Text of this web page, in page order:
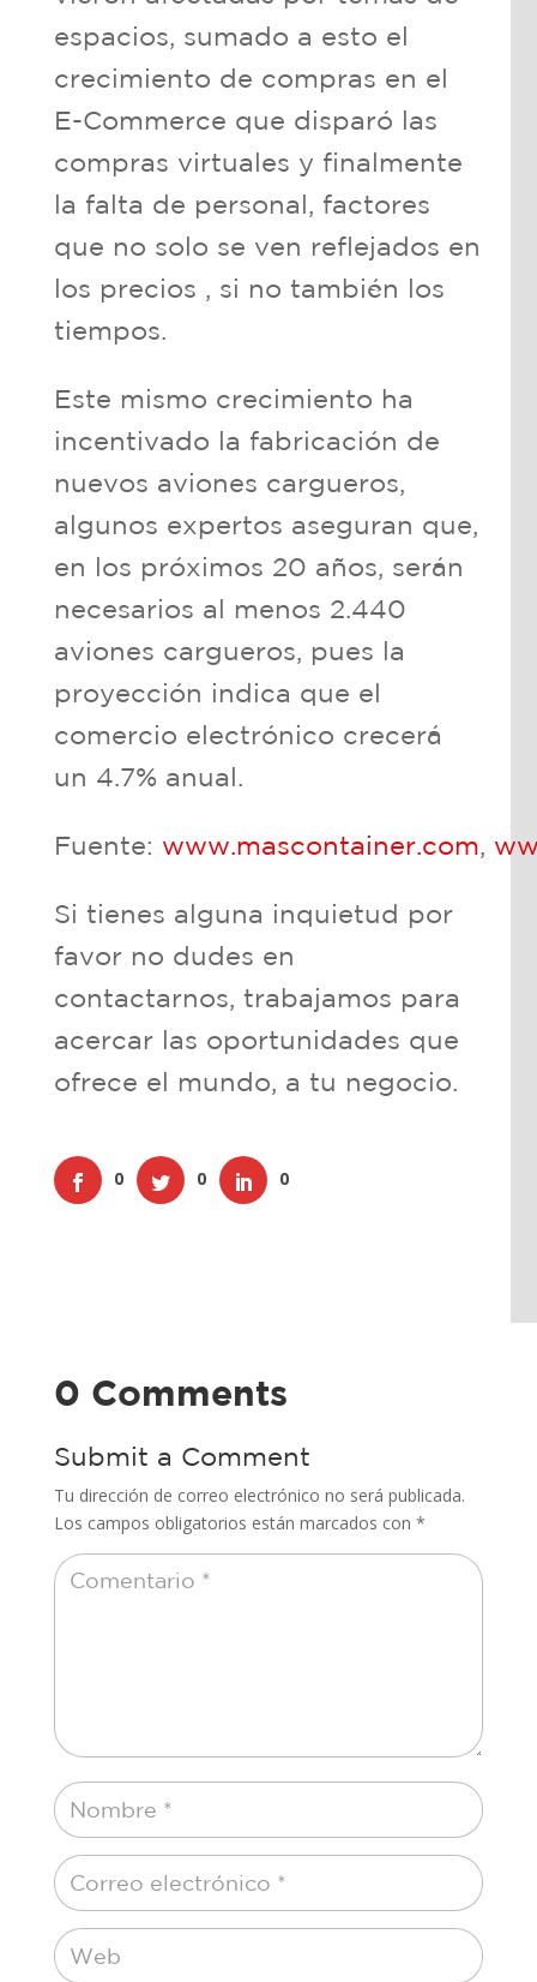
espacios, sumado a esto el
crecimiento de compras en el
E-Commerce que disparó las
compras virtuales y finalmente
la falta de personal, factores
que no solo se ven reflejados en
los precios , si no también los
tiempos.
Este mismo crecimiento ha
incentivado la fabricación de
nuevos aviones cargueros,
algunos expertos aseguran que,
en los próximos 20 años, serán
necesarios al menos 2.440
aviones cargueros, pues la
proyección indica que el
comercio electrónico crecerá
un 4.7% anual.
Fuente: www.mascontainer.com,
Si tienes alguna inquietud por
favor no dudes en
contactarnos, trabajamos para
acercar las oportunidades que
ofrece el mundo, a tu negocio.
0 0 0
0 Comments
Submit a Comment
Tu dirección de correo electrónico no será publicada.
Los campos obligatorios están marcados con *